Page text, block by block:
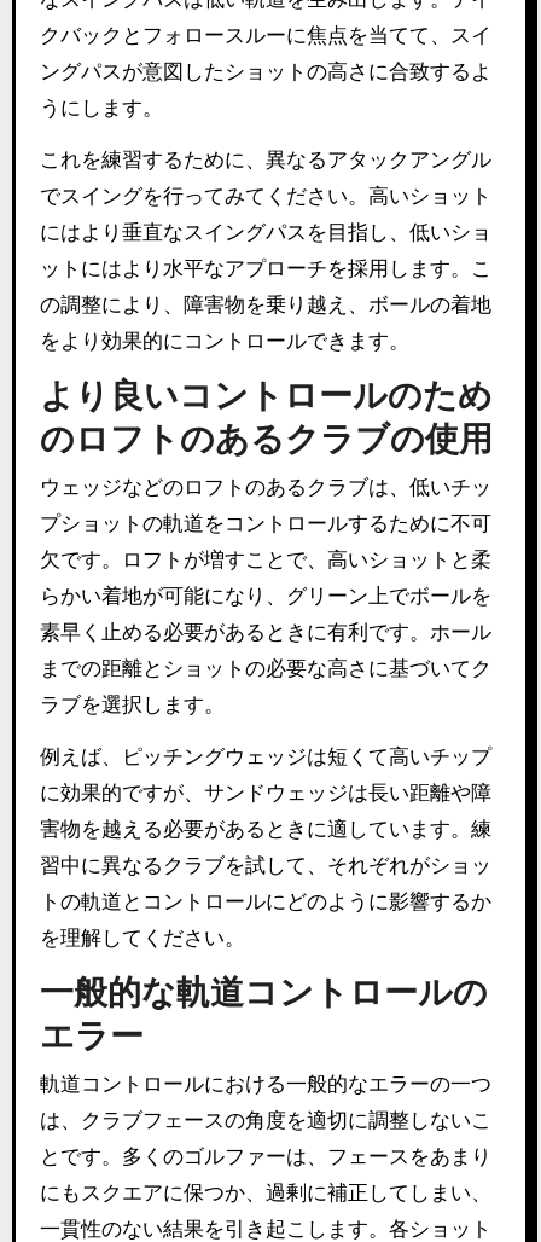
クバックとフォロースルーに焦点を当てて、スイ
ングパスが意図したショットの高さに合致するよ
うにします。
これを練習するために、異なるアタックアングル
でスイングを行ってみてください。高いショット
にはより垂直なスイングパスを目指し、低いショ
ットにはより水平なアプローチを採用します。こ
の調整により、障害物を乗り越え、ボールの着地
をより効果的にコントロールできます。
より良いコントロールのため
のロフトのあるクラブの使用
ウェッジなどのロフトのあるクラブは、低いチッ
プショットの軌道をコントロールするために不可
欠です。ロフトが増すことで、高いショットと柔
らかい着地が可能になり、グリーン上でボールを
素早く止める必要があるときに有利です。ホール
までの距離とショットの必要な高さに基づいてク
ラブを選択します。
例えば、ピッチングウェッジは短くて高いチップ
に効果的ですが、サンドウェッジは長い距離や障
害物を越える必要があるときに適しています。練
習中に異なるクラブを試して、それぞれがショッ
トの軌道とコントロールにどのように影響するか
を理解してください。
一般的な軌道コントロールの
エラー
軌道コントロールにおける一般的なエラーの一つ
は、クラブフェースの角度を適切に調整しないこ
とです。多くのゴルファーは、フェースをあまり
にもスクエアに保つか、過剰に補正してしまい、
一貫性のない結果を引き起こします。各ショット